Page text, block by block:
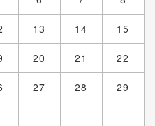
13 14 15
20 21 22
27 28 29